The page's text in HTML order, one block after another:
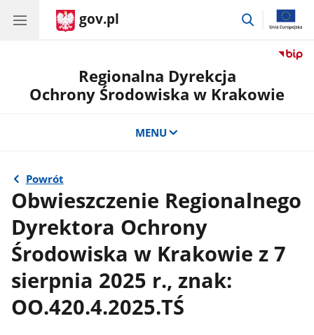
gov.pl
przejdź
Regionalna Dyrekcja
Ochrony Środowiska w Krakowie
MENU
Powrót
Obwieszczenie Regionalnego
Dyrektora Ochrony
Środowiska w Krakowie z 7
sierpnia 2025 r., znak:
OO.420.4.2025.TŚ